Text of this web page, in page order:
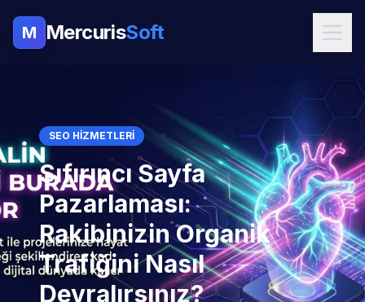
M MercurisSoft
SEO HIZMETLERI
Sıfırıncı Sayfa
Pazarlaması:
Rakibinizin Organik
Trafiğini Nasıl
Devralırsınız?